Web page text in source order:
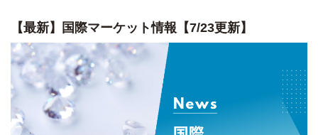
【最新】国際マーケット情報【7/23更新】